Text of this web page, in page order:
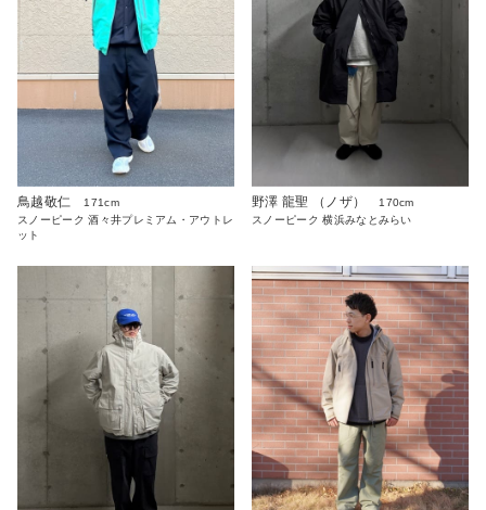
鳥越敬仁
171cm
スノーピーク 酒々井プレミアム・アウトレ
ット
野澤 龍聖 （ノザ）
170cm
スノーピーク 横浜みなとみらい